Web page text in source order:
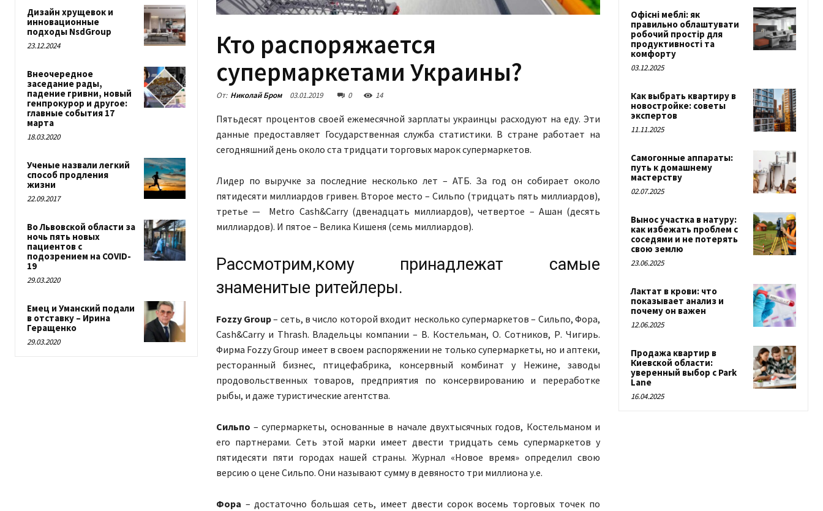
Дизайн хрущевок и
инновационные
подходы NsdGroup
23.12.2024
Внеочередное
заседание рады,
падение гривни, новый
генпрокурор и другое:
главные события 17
марта
18.03.2020
Ученые назвали легкий
способ продления
жизни
22.09.2017
Во Львовской области за
ночь пять новых
пациентов с
подозрением на COVID-
19
29.03.2020
Емец и Уманский подали
в отставку – Ирина
Геращенко
29.03.2020
Кто распоряжается
супермаркетами Украины?
От: Николай Бром 03.01.2019 0 14
Пятьдесят процентов своей ежемесячной зарплаты украинцы расходуют на еду. Эти
данные предоставляет Государственная служба статистики. В стране работает на
сегодняшний день около ста тридцати торговых марок супермаркетов.
Лидер по выручке за последние несколько лет – АТБ. За год он собирает около
пятидесяти миллиардов гривен. Второе место – Сильпо (тридцать пять миллиардов),
третье — Metro Cash&Carry (двенадцать миллиардов), четвертое – Ашан (десять
миллиардов). И пятое – Велика Кишеня (семь миллиардов).
Рассмотрим,кому принадлежат самые
знаменитые ритейлеры.
Fozzy Group– сеть, в число которой входит несколько супермаркетов – Сильпо, Фора,
Cash&Carry и Thrash. Владельцы компании – В. Костельман, О. Сотников, Р. Чигирь.
Фирма Fozzy Group имеет в своем распоряжении не только супермаркеты, но и аптеки,
ресторанный бизнес, птицефабрика, консервный комбинат у Нежине, заводы
продовольственных товаров, предприятия по консервированию и переработке
рыбы, и даже туристические агентства.
Сильпо – супермаркеты, основанные в начале двухтысячных годов, Костельманом и
его партнерами. Сеть этой марки имеет двести тридцать семь супермаркетов у
пятидесяти пяти городах нашей страны. Журнал «Новое время» определил свою
версию о цене Сильпо. Они называют сумму в девяносто три миллиона у.е.
Фора – достаточно большая сеть, имеет двести сорок восемь торговых точек по
Офісні меблі: як
правильно облаштувати
робочий простір для
продуктивності та
комфорту
03.12.2025
Как выбрать квартиру в
новостройке: советы
экспертов
11.11.2025
Самогонные аппараты:
путь к домашнему
мастерству
02.07.2025
Вынос участка в натуру:
как избежать проблем с
соседями и не потерять
свою землю
23.06.2025
Лактат в крови: что
показывает анализ и
почему он важен
12.06.2025
Продажа квартир в
Киевской области:
уверенный выбор с Park
Lane
16.04.2025